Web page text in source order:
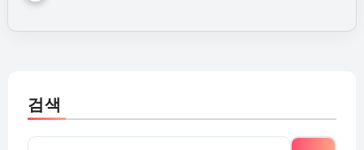
검색